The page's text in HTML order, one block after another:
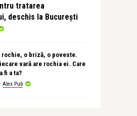
tratarea
deschis la București
rochie, o briză, o poveste.
vară are rochia ei. Care
fi a ta?
Alex Pub